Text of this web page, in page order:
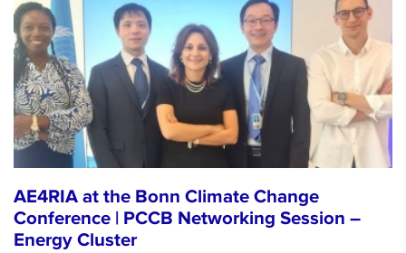
AE4RIA at the Bonn Climate Change
Conference | PCCB Networking Session –
Energy Cluster